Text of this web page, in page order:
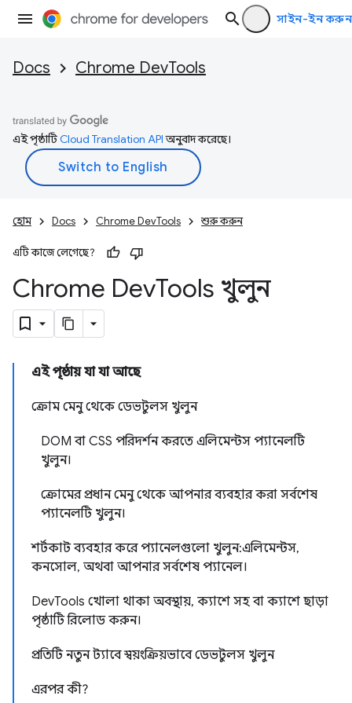
সাইন-ইন করুন
Docs Chrome DevTools
এই পৃষ্ঠাটিCloud Translation APIঅনুবাদ করেছে।
হোম Docs Chrome DevTools শুরু করুন
এটি কাজে লেগেছে?
Chrome DevTools খুলুন
এই পৃষ্ঠায় যা যা আছে
ক্রোম মেনু থেকে ডেভটুলস খুলুন
DOM বা CSS পরিদর্শন করতে এলিমেন্টস প্যানেলটি
খুলুন।
ক্রোমের প্রধান মেনু থেকে আপনার ব্যবহার করা সর্বশেষ
প্যানেলটি খুলুন।
শর্টকাট ব্যবহার করে প্যানেলগুলো খুলুন: এলিমেন্টস,
কনসোল, অথবা আপনার সর্বশেষ প্যানেল।
DevTools খোলা থাকা অবস্থায়, ক্যাশে সহ বা ক্যাশে ছাড়া
পৃষ্ঠাটি রিলোড করুন।
প্রতিটি নতুন ট্যাবে স্বয়ংক্রিয়ভাবে ডেভটুলস খুলুন
এরপর কী?